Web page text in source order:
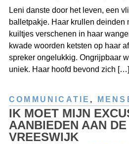
Leni danste door het leven, een
balletpakje. Haar krullen deinden
kuiltjes verschenen in haar
kwade woorden ketsten op haar
spreker ongelukkig. Ongrijpbaar
uniek. Haar hoofd bevond zich […]
COMMUNICATIE ,
IK MOET MIJN
AANBIEDEN AAN DE
VREESWIJK